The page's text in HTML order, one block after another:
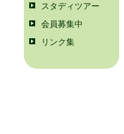
スタディツアー
会員募集中
リンク集